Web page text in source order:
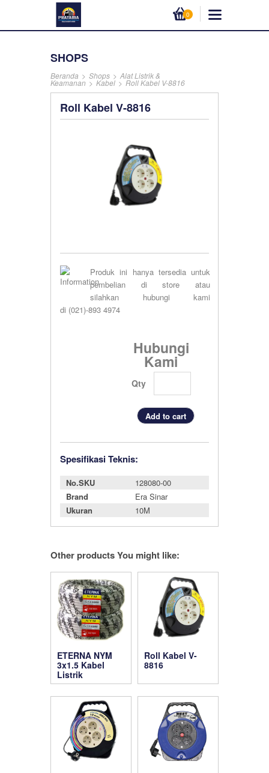
0
SHOPS
Beranda > Shops > Alat Listrik &
Keamanan > Kabel > Roll Kabel V-8816
Roll Kabel V-8816
Produk ini hanya tersedia untuk
pembelian di store atau
silahkan hubungi kami
di (021)-893 4974
Hubungi
Kami
Qty
Spesifikasi Teknis:
No.SKU
128080-00
Brand
Era Sinar
Ukuran
10M
Other products You might like:
ETERNA NYM
3x1.5 Kabel
Listrik
Roll Kabel V-
8816